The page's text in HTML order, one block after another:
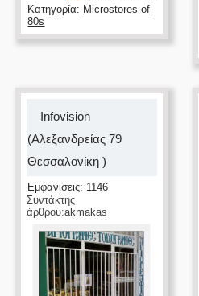
Κατηγορία: Microstores of
80s
Ιnfovision
(Αλεξανδρείας 79
Θεσσαλονίκη )
Εμφανίσεις: 1146
Συντάκτης
άρθρου:akmakas